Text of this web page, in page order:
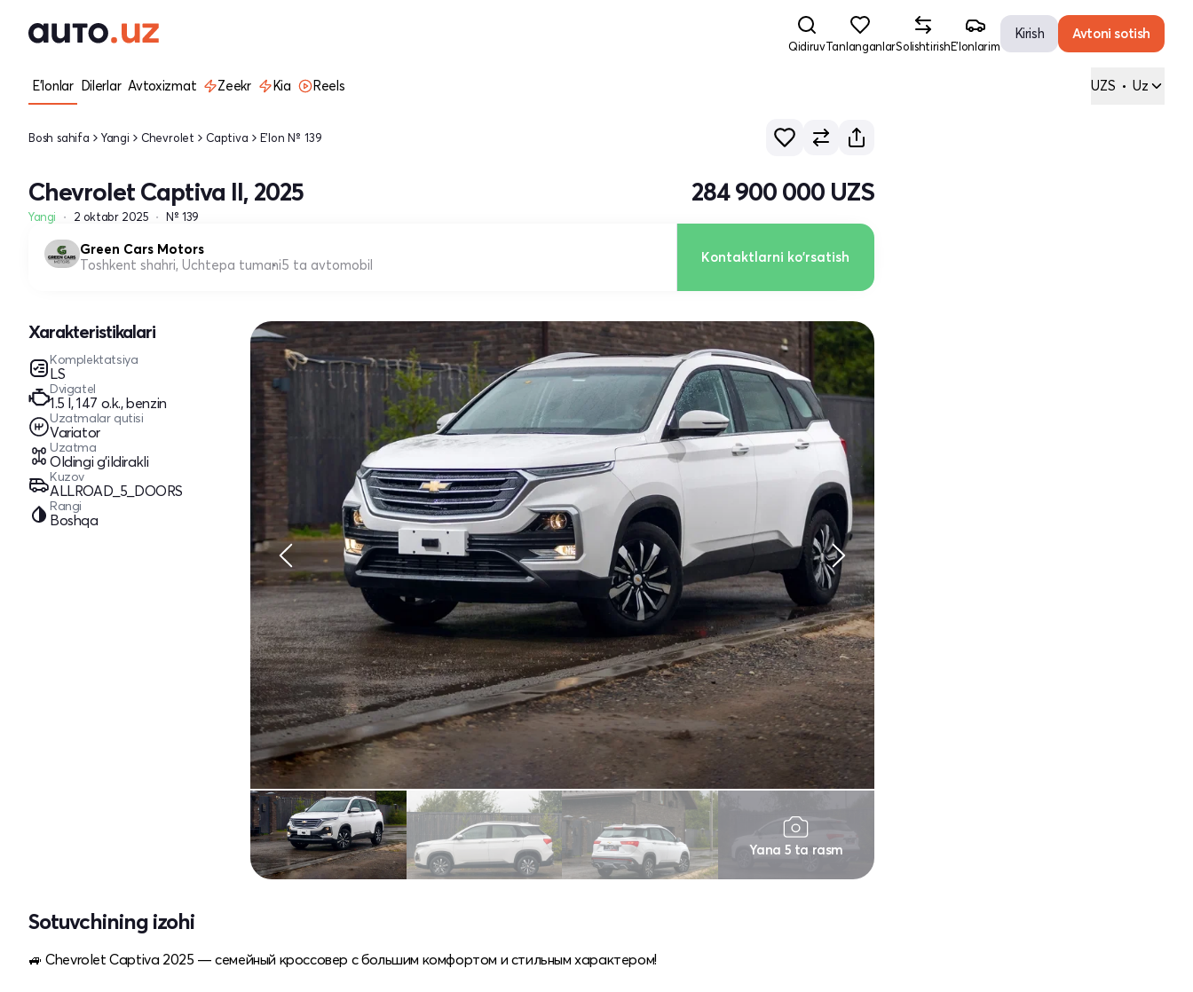
QidiruvTanlanganlarSolishtirishE'lonlarim
Kirish Avtoni sotish
E'lonlar Dilerlar Avtoxizmat Zeekr Kia Reels UZS • Uz
Bosh sahifa Yangi Chevrolet Captiva E'lon № 139
Chevrolet Captiva II, 2025
Yangi 2 oktabr 2025 № 139
284 900 000 UZS
Green Cars Motors
Toshkent shahri, Uchtepa tumani5 ta avtomobil Kontaktlarni ko'rsatish
Xarakteristikalari
Komplektatsiya
LS
Dvigatel
1.5 l, 147 o.k., benzin
Uzatmalar qutisi
Variator
Uzatma
Oldingi g'ildirakli
Kuzov
ALLROAD_5_DOORS
Rangi
Boshqa
Yana 5 ta rasm
Sotuvchining izohi
🚙 Chevrolet Captiva 2025 — семейный кроссовер с большим комфортом и стильным характером!